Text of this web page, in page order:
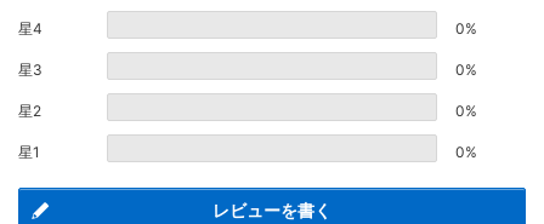
星4 0%
星3 0%
星2 0%
星1 0%
レビューを書く